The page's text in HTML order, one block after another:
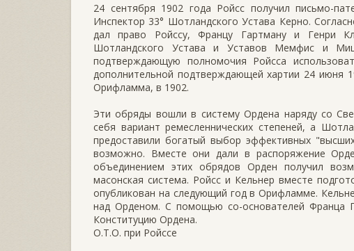
24 сентября 1902 года Ройсс получил письмо-
Инспектор 33° Шотландского Устава Керно.
дал право Ройссу, Францу Гартману и Генри
Шотландского Устава и Уставов Мемфис и
подтверждающую полномочия Ройсса
дополнительной подтверждающей хартии 24 июня
Орифламма, в 1902.
Эти обряды вошли в систему Ордена наряду со
себя вариант ремесленнических степеней, а
предоставили богатый выбор эффективных
возможно. Вместе они дали в распоряжение
объединением этих обрядов Орден получил
масонская система. Ройсс и Кельнер вместе
опубликован на следующий год в Орифламме.
над Орденом. С помощью со-основателей Франца
Конституцию Ордена.
O.T.O. при Ройссе